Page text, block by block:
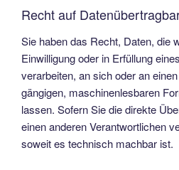
Recht auf
Sie haben das Recht, Daten, die
Einwilligung oder in Erfüllung
verarbeiten, an sich oder an
gängigen, maschinenlesbaren
lassen. Sofern Sie die direkte
einen anderen Verantwortlichen
soweit es technisch machbar ist.